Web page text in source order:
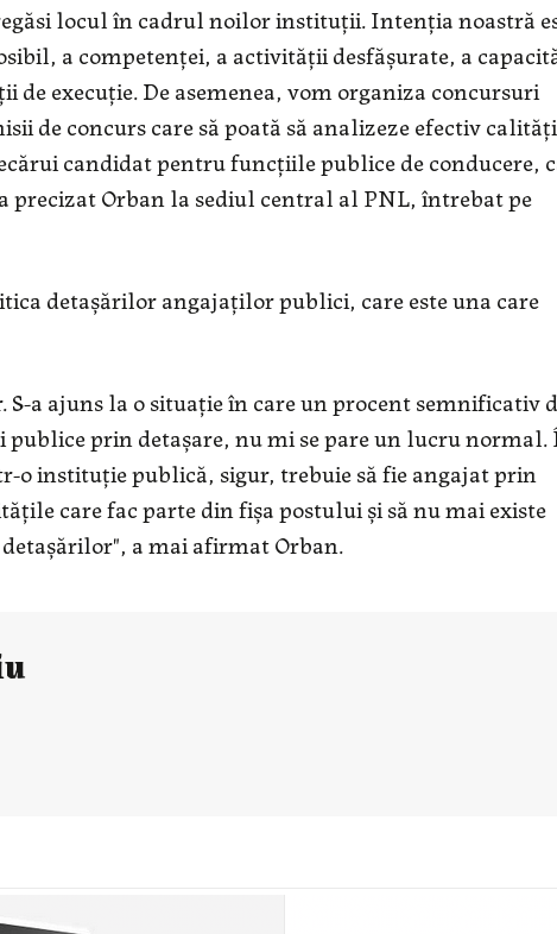
locul în cadrul noilor instituţii. Intenţia noastră
a competenţei, a activităţii desfăşurate, a
de execuţie. De asemenea, vom organiza concursuri
de concurs care să poată să analizeze efectiv
candidat pentru funcţiile publice de conducere,
Orban la sediul central al PNL, întrebat pe
detaşărilor angajaţilor publici, care este una care
a ajuns la o situaţie în care un procent semnificativ
prin detaşare, nu mi se pare un lucru normal.
o instituţie publică, sigur, trebuie să fie angajat prin
care fac parte din fişa postului şi să nu mai existe
a mai afirmat Orban.